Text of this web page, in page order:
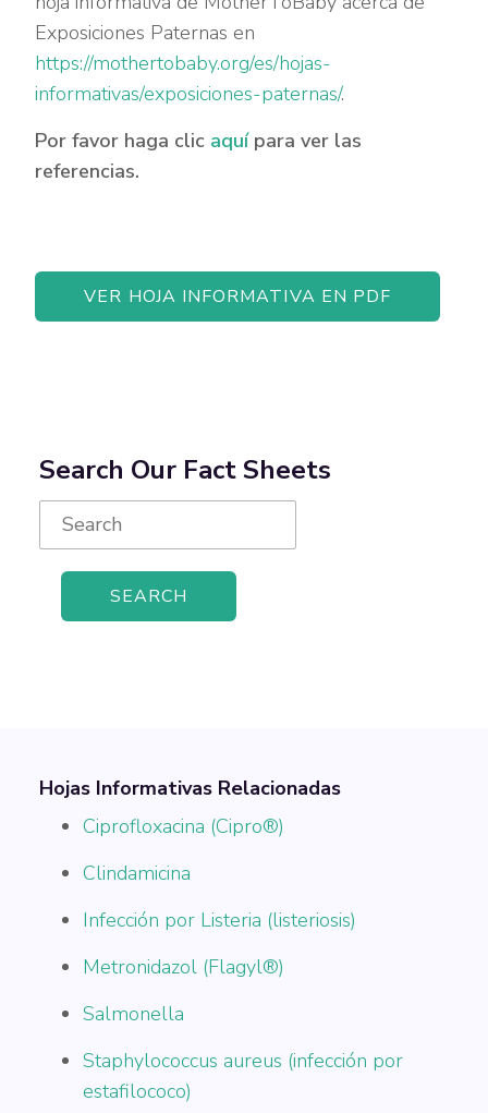
Exposiciones Paternas en
https://mothertobaby.org/es/hojas-
informativas/exposiciones-paternas/.
Por favor haga clic aquípara ver las
referencias.
VER HOJA INFORMATIVA EN PDF
Search Our Fact Sheets
Search
for:
Hojas Informativas Relacionadas
Ciprofloxacina (Cipro®)
Clindamicina
Infección por Listeria (listeriosis)
Metronidazol (Flagyl®)
Salmonella
Staphylococcus aureus (infección por
estafilococo)